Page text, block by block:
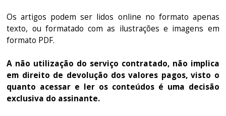
Os artigos podem ser lidos online no formato apenas
texto, ou formatado com as ilustrações e imagens em
formato PDF.
A não utilização do serviço contratado, não implica
em direito de devolução dos valores pagos, visto o
quanto acessar e ler os conteúdos é uma decisão
exclusiva do assinante.